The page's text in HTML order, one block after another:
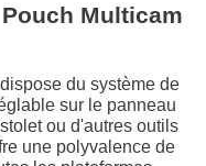
Multicam
du système de
sur le panneau
ou d'autres outils
une polyvalence de